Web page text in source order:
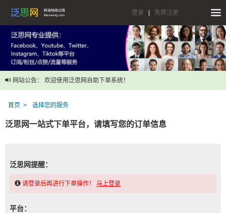
登录 免费注册
网站公告： 欢迎使用泛思网自助下单系统！
首页 选择您的服务
泛思网一站式下单平台，请填写您的订单信息
泛思网提醒：
请登录后再进行下单操作！ 马上登录
平台：